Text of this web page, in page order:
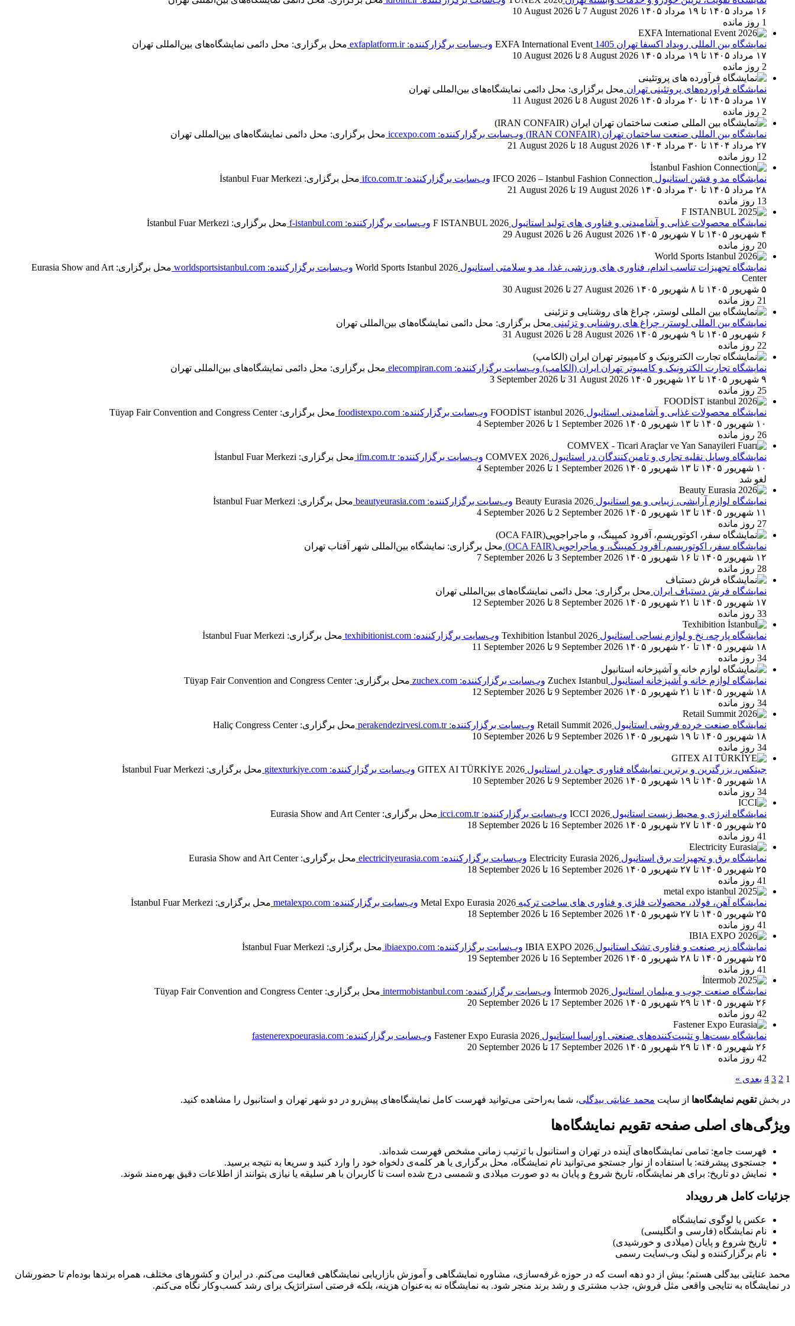
۱۶ مرداد ۱۴۰۵
تا ۱۹ مرداد ۱۴۰۵ 7 August 2026 تا 10 August 2026
1 روز مانده
نمایشگاه بین المللی رویداد اکسفا تهران 1405 EXFA International Event وب‌سایت برگزارکننده: exfaplatform.ir
محل برگزاری: محل دائمی نمایشگاه‌های بین‌المللی تهران
۱۷ مرداد ۱۴۰۵
تا ۱۹ مرداد ۱۴۰۵ 8 August 2026 تا 10 August 2026
2 روز مانده
نمایشگاه فرآورده‌های پروتئینی تهران محل برگزاری: محل دائمی نمایشگاه‌های بین‌المللی تهران
۱۷ مرداد ۱۴۰۵
تا ۲۰ مرداد ۱۴۰۵ 8 August 2026 تا 11 August 2026
2 روز مانده
نمایشگاه بین المللی صنعت ساختمان تهران (IRAN CONFAIR) وب‌سایت برگزارکننده: iccexpo.com
محل برگزاری: محل دائمی نمایشگاه‌های بین‌المللی تهران
۲۷ مرداد ۱۴۰۴
تا ۳۰ مرداد ۱۴۰۴ 18 August 2026 تا 21 August 2026
12 روز مانده
نمایشگاه مد و فشن استانبول IFCO 2026 – Istanbul Fashion Connection وب‌سایت برگزارکننده: ifco.com.tr
محل برگزاری: İstanbul Fuar Merkezi
۲۸ مرداد ۱۴۰۵
تا ۳۰ مرداد ۱۴۰۵ 19 August 2026 تا 21 August 2026
13 روز مانده
نمایشگاه محصولات غذایی و آشامیدنی و فناوری های تولید استانبول F ISTANBUL 2026 وب‌سایت برگزارکننده: f-istanbul.com
محل برگزاری: İstanbul Fuar Merkezi
۴ شهریور ۱۴۰۵
تا ۷ شهریور ۱۴۰۵ 26 August 2026 تا 29 August 2026
20 روز مانده
نمایشگاه تجهیزات تناسب اندام، فناوری های ورزشی، غذا، مد و سلامتی استانبول World Sports Istanbul 2026 وب‌سایت برگزارکننده: worldsportsistanbul.com
محل برگزاری: Eurasia Show and Art
Center
۵ شهریور ۱۴۰۵
تا ۸ شهریور ۱۴۰۵ 27 August 2026 تا 30 August 2026
21 روز مانده
نمایشگاه بین المللی لوستر، چراغ های روشنایی و تزئینی محل برگزاری: محل دائمی نمایشگاه‌های بین‌المللی تهران
۶ شهریور ۱۴۰۵
تا ۹ شهریور ۱۴۰۵ 28 August 2026 تا 31 August 2026
22 روز مانده
نمایشگاه تجارت الکترونیک و کامپیوتر تهران ایران (الکامپ) وب‌سایت برگزارکننده: elecompiran.com
محل برگزاری: محل دائمی نمایشگاه‌های بین‌المللی تهران
۹ شهریور ۱۴۰۵
تا ۱۲ شهریور ۱۴۰۵ 31 August 2026 تا 3 September 2026
25 روز مانده
نمایشگاه محصولات غذایی و آشامیدنی استانبول FOODİST istanbul 2026 وب‌سایت برگزارکننده: foodistexpo.com
محل برگزاری: Tüyap Fair Convention and Congress Center
۱۰ شهریور ۱۴۰۵
تا ۱۳ شهریور ۱۴۰۵ 1 September 2026 تا 4 September 2026
26 روز مانده
نمایشگاه وسایل نقلیه تجاری و تامین‌کنندگان در استانبول COMVEX 2026 وب‌سایت برگزارکننده: ifm.com.tr
محل برگزاری: İstanbul Fuar Merkezi
۱۰ شهریور ۱۴۰۵
تا ۱۳ شهریور ۱۴۰۵ 1 September 2026 تا 4 September 2026
لغو شد
نمایشگاه لوازم آرایشی، زیبایی و مو استانبول Beauty Eurasia 2026 وب‌سایت برگزارکننده: beautyeurasia.com
محل برگزاری: İstanbul Fuar Merkezi
۱۱ شهریور ۱۴۰۵
تا ۱۳ شهریور ۱۴۰۵ 2 September 2026 تا 4 September 2026
27 روز مانده
نمایشگاه سفر، اکوتوریسم، آفرود کمپینگ، و ماجراجویی(OCA FAIR)
محل برگزاری: نمایشگاه بین‌المللی شهر آفتاب تهران
۱۲ شهریور ۱۴۰۵
تا ۱۶ شهریور ۱۴۰۵ 3 September 2026 تا 7 September 2026
28 روز مانده
نمایشگاه فرش دستباف ایران محل برگزاری: محل دائمی نمایشگاه‌های بین‌المللی تهران
۱۷ شهریور ۱۴۰۵
تا ۲۱ شهریور ۱۴۰۵ 8 September 2026 تا 12 September 2026
33 روز مانده
نمایشگاه پارچه، نخ و لوازم نساجی استانبول Texhibition İstanbul 2026 وب‌سایت برگزارکننده: texhibitionist.com
محل برگزاری: İstanbul Fuar Merkezi
۱۸ شهریور ۱۴۰۵
تا ۲۰ شهریور ۱۴۰۵ 9 September 2026 تا 11 September 2026
34 روز مانده
نمایشگاه لوازم خانه و آشپزخانه استانبول Zuchex Istanbul وب‌سایت برگزارکننده: zuchex.com
محل برگزاری: Tüyap Fair Convention and Congress Center
۱۸ شهریور ۱۴۰۵
تا ۲۱ شهریور ۱۴۰۵ 9 September 2026 تا 12 September 2026
34 روز مانده
نمایشگاه صنعت خرده فروشی استانبول Retail Summit 2026 وب‌سایت برگزارکننده: perakendezirvesi.com.tr
محل برگزاری: Haliç Congress Center
۱۸ شهریور ۱۴۰۵
تا ۱۹ شهریور ۱۴۰۵ 9 September 2026 تا 10 September 2026
34 روز مانده
جیتکس، بزرگترین و برترین نمایشگاه فناوری جهان در استانبول GITEX AI TÜRKİYE 2026 وب‌سایت برگزارکننده: gitexturkiye.com
محل برگزاری: İstanbul Fuar Merkezi
۱۸ شهریور ۱۴۰۵
تا ۱۹ شهریور ۱۴۰۵ 9 September 2026 تا 10 September 2026
34 روز مانده
نمایشگاه انرژی و محیط زیست استانبول ICCI 2026 وب‌سایت برگزارکننده: icci.com.tr
محل برگزاری: Eurasia Show and Art Center
۲۵ شهریور ۱۴۰۵
تا ۲۷ شهریور ۱۴۰۵ 16 September 2026 تا 18 September 2026
41 روز مانده
نمایشگاه برق و تجهیزات برق استانبول Electricity Eurasia 2026 وب‌سایت برگزارکننده: electricityeurasia.com
محل برگزاری: Eurasia Show and Art Center
۲۵ شهریور ۱۴۰۵
تا ۲۷ شهریور ۱۴۰۵ 16 September 2026 تا 18 September 2026
41 روز مانده
نمایشگاه آهن، فولاد، محصولات فلزی و فناوری های ساخت ترکیه Metal Expo Eurasia 2026 وب‌سایت برگزارکننده: metalexpo.com
محل برگزاری: İstanbul Fuar Merkezi
۲۵ شهریور ۱۴۰۵
تا ۲۷ شهریور ۱۴۰۵ 16 September 2026 تا 18 September 2026
41 روز مانده
نمایشگاه زیر صنعت و فناوری تشک استانبول IBIA EXPO 2026 وب‌سایت برگزارکننده: ibiaexpo.com
محل برگزاری: İstanbul Fuar Merkezi
۲۵ شهریور ۱۴۰۵
تا ۲۸ شهریور ۱۴۰۵ 16 September 2026 تا 19 September 2026
41 روز مانده
نمایشگاه صنعت چوب و مبلمان استانبول İntermob 2026 وب‌سایت برگزارکننده: intermobistanbul.com
محل برگزاری: Tüyap Fair Convention and Congress Center
۲۶ شهریور ۱۴۰۵
تا ۲۹ شهریور ۱۴۰۵ 17 September 2026 تا 20 September 2026
42 روز مانده
نمایشگاه بست‌ها و تثبیت‌کننده‌های صنعتی اوراسیا استانبول Fastener Expo Eurasia 2026 وب‌سایت برگزارکننده: fastenerexpoeurasia.com
۲۶ شهریور ۱۴۰۵
تا ۲۹ شهریور ۱۴۰۵ 17 September 2026 تا 20 September 2026
42 روز مانده
1
2
3
4 بعدی »
در بخشتقویم نمایشگاه‌ها از سایت محمد عنایتی بیدگلی، شما به‌راحتی می‌توانید فهرست کامل نمایشگاه‌های پیش‌رو در دو شهر تهران و استانبول را مشاهده کنید.
ویژگی‌های اصلی صفحه تقویم نمایشگاه‌ها
فهرست جامع: تمامی نمایشگاه‌های آینده در تهران و استانبول با ترتیب زمانی مشخص فهرست شده‌اند.
جستجوی پیشرفته: با استفاده از نوار جستجو می‌توانید نام نمایشگاه، محل برگزاری یا هر کلمه‌ی دلخواه خود را وارد کنید و سریعا به نتیجه برسید.
نمایش دو تاریخ: برای هر نمایشگاه، تاریخ شروع و پایان به دو صورت میلادی و شمسی درج شده است تا کاربران با هر سلیقه یا نیازی بتوانند از اطلاعات دقیق بهره‌مند شوند.
جزئیات کامل هر رویداد
عکس یا لوگوی نمایشگاه
نام نمایشگاه (فارسی و انگلیسی)
تاریخ شروع و پایان (میلادی و خورشیدی)
نام برگزارکننده و لینک وب‌سایت رسمی
محمد عنایتی بیدگلی هستم؛ بیش از دو دهه است که در حوزه غرفه‌سازی، مشاوره نمایشگاهی و آموزش بازاریابی نمایشگاهی فعالیت می‌کنم. در ایران و کشورهای مختلف، همراه برندها بوده‌ام تا حضورشان
در نمایشگاه به نتایجی واقعی مثل فروش، جذب مشتری و رشد برند منجر شود. به نمایشگاه نه به‌عنوان هزینه، بلکه فرصتی استراتژیک برای رشد کسب‌وکار نگاه می‌کنم.